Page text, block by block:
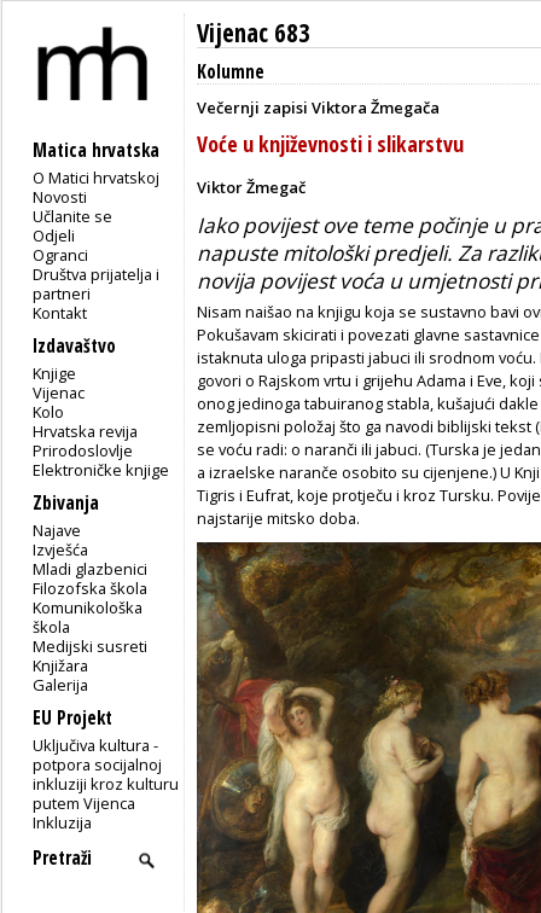
Matica hrvatska
O Matici hrvatskoj
Novosti
Učlanite se
Odjeli
Ogranci
Društva prijatelja i
partneri
Kontakt
Izdavaštvo
Knjige
Vijenac
Kolo
Hrvatska revija
Prirodoslovlje
Elektroničke knjige
Zbivanja
Najave
Izvješća
Mladi glazbenici
Filozofska škola
Komunikološka
škola
Medijski susreti
Knjižara
Galerija
EU Projekt
Uključiva kultura -
potpora socijalnoj
inkluziji kroz kulturu
putem Vijenca
Inkluzija
Vijenac 683
Kolumne
Večernji zapisi Viktora Žmegača
Voće u književnosti i slikarstvu
Viktor Žmegač
Iako povijest ove teme počinje u
napuste mitološki predjeli. Za
novija povijest voća u umjetnosti
Nisam naišao na knjigu koja se sustavno bavi
Pokušavam skicirati i povezati glavne
istaknuta uloga pripasti jabuci ili srodnom
govori o Rajskom vrtu i grijehu Adama i Eve,
onog jedinoga tabuiranog stabla, kušajući
zemljopisni položaj što ga navodi biblijski
se voću radi: o naranči ili jabuci. (Turska je
a izraelske naranče osobito su cijenjene.) U
Tigris i Eufrat, koje protječu i kroz Tursku.
najstarije mitsko doba.